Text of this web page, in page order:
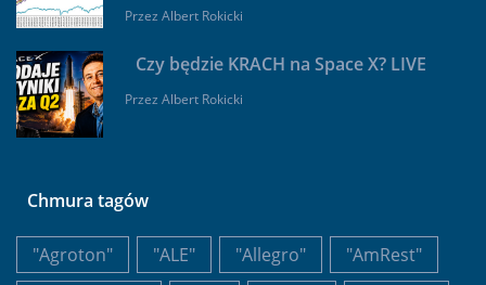
Przez Albert Rokicki
Czy będzie KRACH na Space X? LIVE
Przez Albert Rokicki
Chmura tagów
"Agroton" "ALE" "Allegro"
"AmRest"